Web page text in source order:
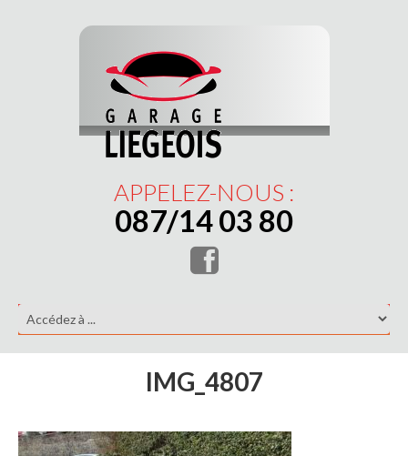
APPELEZ-NOUS :
087/14 03 80
IMG_4807